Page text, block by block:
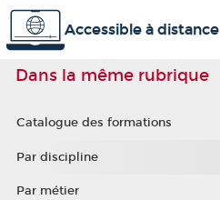
Accessible à distance
Dans la même rubrique
Catalogue des formations
Par discipline
Par métier